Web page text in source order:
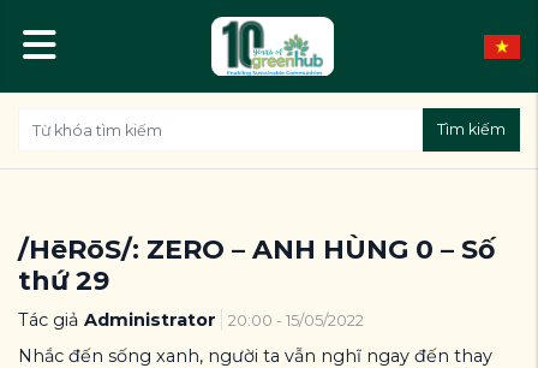
Tìm kiếm
/HēRōS/: ZERO – ANH HÙNG 0 – Số
thứ 29
Tác giả Administrator 20:00 - 15/05/2022
Nhắc đến sống xanh, người ta vẫn nghĩ ngay đến thay